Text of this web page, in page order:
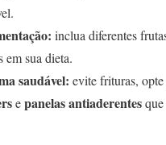
inclua diferentes
em sua dieta.
saudável: evite frituras,
epanelas antiaderentes